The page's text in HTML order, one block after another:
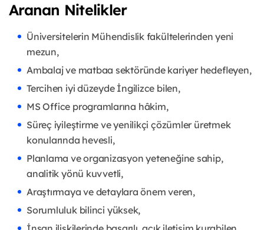
Aranan Nitelikler
Üniversitelerin Mühendislik fakültelerinden yeni
mezun,
Ambalaj ve matbaa sektöründe kariyer hedefleyen,
Tercihen iyi düzeyde İngilizce bilen,
MS Office programlarına hâkim,
Süreç iyileştirme ve yenilikçi çözümler üretmek
konularında hevesli,
Planlama ve organizasyon yeteneğine sahip,
analitik yönü kuvvetli,
Araştırmaya ve detaylara önem veren,
Sorumluluk bilinci yüksek,